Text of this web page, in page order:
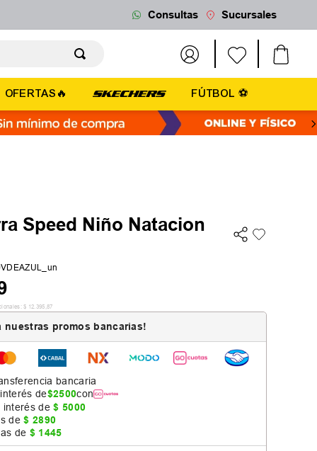
Consultas Sucursales
OFERTAS🔥 FÚTBOL ⚽
Speed Niño Natacion
$ 12.395 ,87
nuestras promos bancarias!
bancaria
de$2500con
interés de$ 5000
de$ 2890
de $ 1445